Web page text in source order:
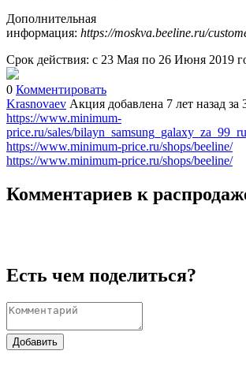
Дополнительная
информация: https://moskva.beeline.ru/
Срок действия: с 23 Мая по 26 Июня 2019
0 Комментировать
Krasnovaev Акция добавлена 7 лет назад за
https://www.minimum-
price.ru/sales/
https://www.minimum-price.ru/shops/beeline/
https://www.minimum-price.ru/shops/beeline/
Комментариев к
Есть чем поделиться?
Добавить